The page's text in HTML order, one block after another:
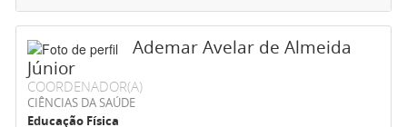
Ademar Avelar de Almeida
Júnior
COORDENADOR(A)
CIÊNCIAS DA SAÚDE
Educação Física